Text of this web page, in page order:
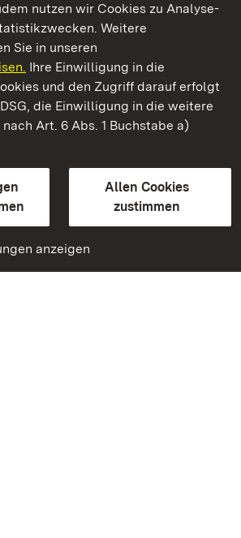
nutzen wir Cookies zu Analyse-
Weitere
Sie in unseren
Ihre Einwilligung in die
und den Zugriff darauf erfolgt
die Einwilligung in die weitere
Art. 6 Abs. 1 Buchstabe a)
Allen Cookies
zustimmen
anzeigen
Gärten Baden‑Württemberg
und Gärten Baden-Württemberg
Sprache
Seiten)